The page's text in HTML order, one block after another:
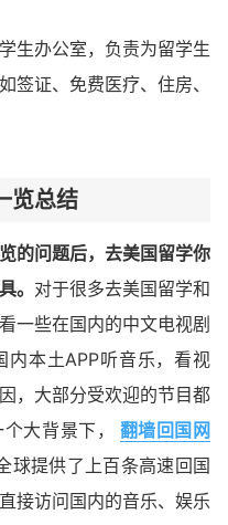
生办公室，负责为留学生
签证、免费医疗、住房、
览总结
的问题后，去美国留学你
。 对于很多去美国留学和
一些在国内的中文电视剧
内本土APP听音乐，看视
，大部分受欢迎的节目都
大背景下，
翻墙回国网
球提供了上百条高速回国
接访问国内的音乐、娱乐